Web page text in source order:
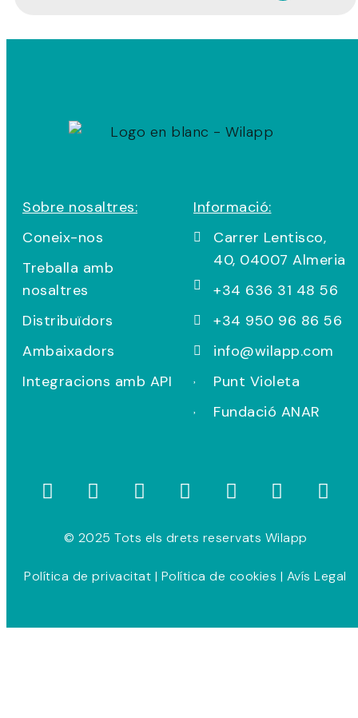
Sobre nosaltres:
Coneix-nos
Treballa amb
nosaltres
Distribuïdors
Ambaixadors
Integracions amb API
Informació:
Carrer Lentisco,
40, 04007 Almeria
+34 636 31 48 56
+34 950 96 86 56
info@wilapp.com
Punt Violeta
Fundació ANAR
© 2025 Tots els drets reservats Wilapp
Política de privacitat | Política de cookies | Avís Legal